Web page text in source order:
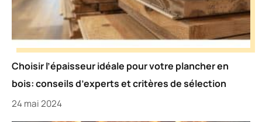
Choisir l’épaisseur idéale pour votre plancher en
bois: conseils d’experts et critères de sélection
24 mai 2024